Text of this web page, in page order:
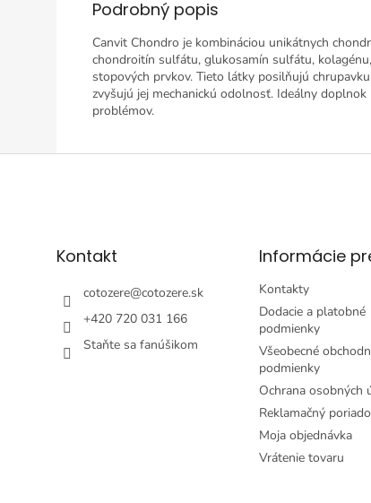
Podrobný popis
Canvit Chondro je kombináciou unikátnych
chondroitín sulfátu, glukosamín sulfátu,
stopových prvkov. Tieto látky posilňujú
zvyšujú jej mechanickú odolnosť. Ideálny
problémov.
Kontakt
cotozere@cotozere.sk
+420 720 031 166
Staňte sa fanúšikom
Informácie
Kontakty
Dodacie a platobné
podmienky
Všeobecné
podmienky
Ochrana osobných
Reklamačný
Moja objednávka
Vrátenie tovaru